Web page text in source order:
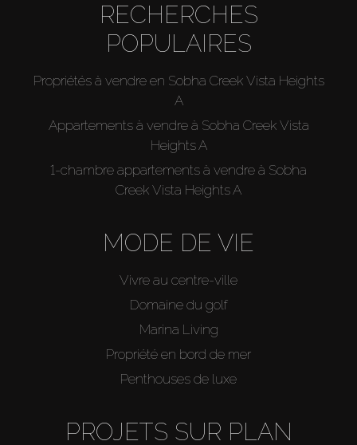
RECHERCHES
POPULAIRES
Propriétés à vendre en Sobha Creek Vista Heights
A
Appartements à vendre à Sobha Creek Vista
Heights A
1-chambre appartements à vendre à Sobha
Creek Vista Heights A
MODE DE VIE
Vivre au centre-ville
Domaine du golf
Marina Living
Propriété en bord de mer
Penthouses de luxe
PROJETS SUR PLAN